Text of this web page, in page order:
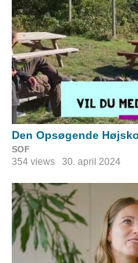
Den Opsøgende
SOF
354 views 30. april 2024